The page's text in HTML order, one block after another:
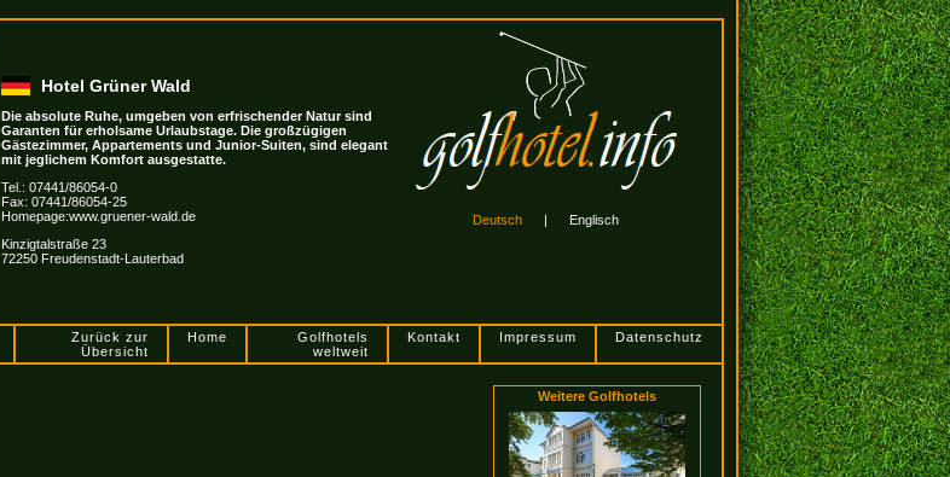
Hotel Grüner Wald
Die absolute Ruhe, umgeben von erfrischender Natur sind
Garanten für erholsame Urlaubstage. Die großzügigen
Gästezimmer, Appartements und Junior-Suiten, sind elegant
mit jeglichem Komfort ausgestatte.
Tel.: 07441/86054-0
Fax: 07441/86054-25
Homepage:www.gruener-wald.de
Kinzigtalstraße 23
72250 Freudenstadt-Lauterbad
Deutsch | Englisch
Zurück zur
Übersicht
Home
Golfhotels
weltweit
Kontakt Impressum Datenschutz
Weitere Golfhotels